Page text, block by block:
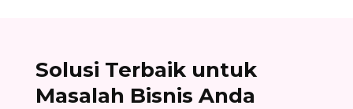
Solusi Terbaik untuk
Masalah Bisnis Anda